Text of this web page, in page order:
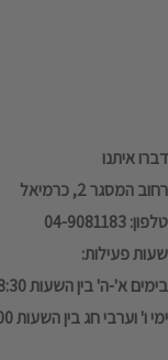
דברו איתנו
רחוב המסגר 2, כרמיאל
טלפון: 04-9081183
שעות פעילות:
בימים א'-ה' בין השעות 08:30-18:30
ימי ו' וערבי חג בין השעות 08:30-13:00